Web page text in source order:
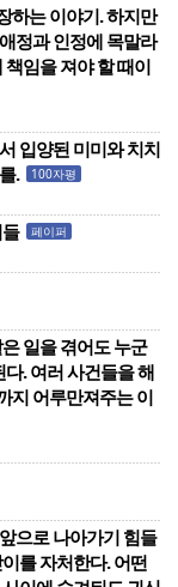
하는 이야기. 하지만
정과 인정에 목말라
임을 져야 할 때이
입양된 미미와 치치
.
100자평
페이퍼
일을 겪어도 누군
. 여러 사건들을 해
지 어루만져주는 이
으로 나아가기 힘들
를 자처한다. 어떤